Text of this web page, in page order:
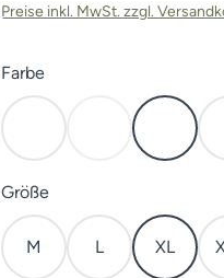
Preise inkl. MwSt. zzgl.
Farbeauswählen
Cover Elevated II
(Diese Option ist
Open
Größeauswählen
M L XL